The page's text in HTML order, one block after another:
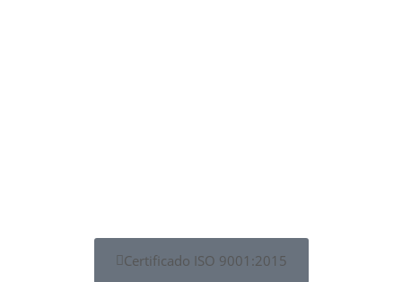
Certificado ISO 9001:2015